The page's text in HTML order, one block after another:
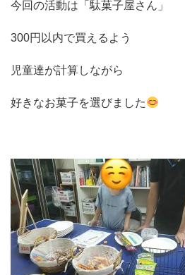
今回の活動は「駄菓子屋さん」
300円以内で買えるよう
児童達が計算しながら
好きなお菓子を選びました